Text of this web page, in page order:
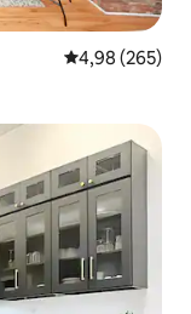
4,98 (265)